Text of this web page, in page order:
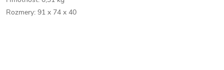
Rozmery: 91 x 74 x 40